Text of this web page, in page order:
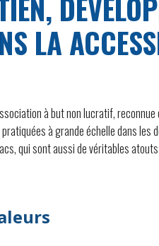
LA
à but non lucratif,
à grande échelle dans
qui sont aussi de véritables